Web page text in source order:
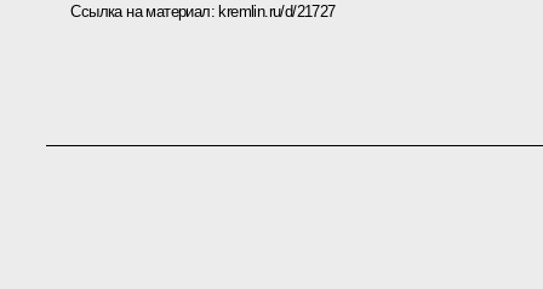
Ссылка на материал:kremlin.ru/d/21727